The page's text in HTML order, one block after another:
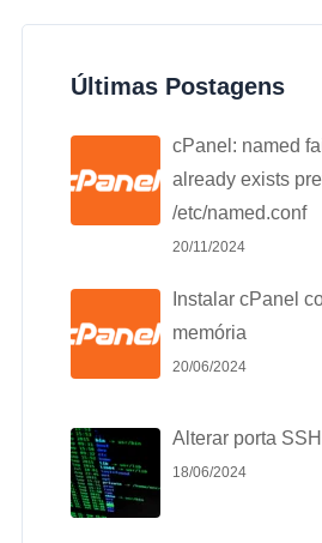
Últimas Postagens
cPanel: named
already exists
/etc/named.conf
20/11/2024
Instalar cPanel
memória
20/06/2024
Alterar porta SSH
18/06/2024